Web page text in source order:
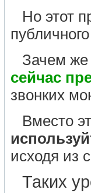
Но этот
Зачем же
сейчас
звонких
Вместо
исходя из
Таких